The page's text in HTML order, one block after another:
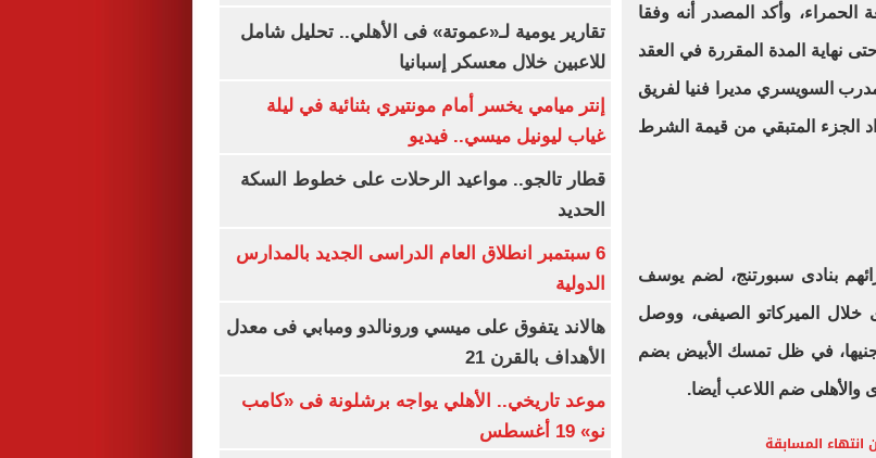
وأكد المصدر أنه وفقا
نهاية المدة المقررة في العقد
السويسري مديرا فنيا لفريق
الجزء المتبقي من قيمة الشرط
بنادى سبورتنج، لضم يوسف
الميركاتو الصيفى، ووصل
من الزمالك إلى 5 ملايين جنيها، في ظل تمسك الأبيض بضم
والأهلى ضم اللاعب أيضا.
المسابقة
تقارير يومية لـ«عموتة» فى الأهلي.. تحليل شامل
للاعبين خلال معسكر إسبانيا
إنتر ميامي يخسر أمام مونتيري بثنائية في ليلة
غياب ليونيل ميسي.. فيديو
قطار تالجو.. مواعيد الرحلات على خطوط السكة
الحديد
6 سبتمبر انطلاق العام الدراسى الجديد بالمدارس
الدولية
هالاند يتفوق على ميسي ورونالدو ومبابي فى معدل
الأهداف بالقرن 21
موعد تاريخي.. الأهلي يواجه برشلونة فى «كامب
نو» 19 أغسطس